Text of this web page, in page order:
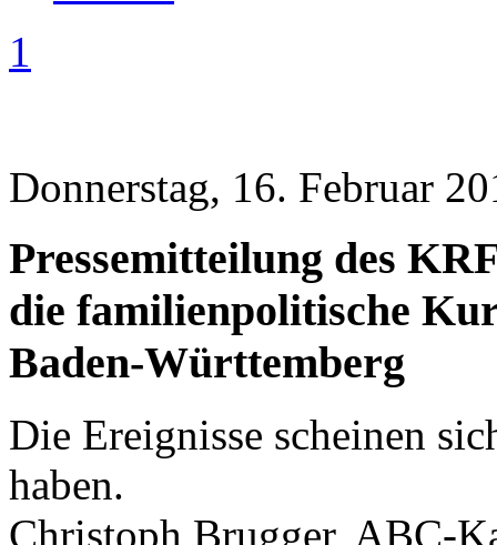
1
Donnerstag, 16. Februar
Pressemitteilung des
die familienpolitische
Baden-Württemberg
Die Ereignisse scheinen
haben.
Christoph Brugger, ABC-